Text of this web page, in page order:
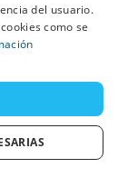
DUTCH
GERMAN
del usuario.
como se